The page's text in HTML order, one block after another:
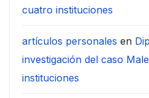
cuatro instituciones
artículos personales en
investigación del caso
instituciones